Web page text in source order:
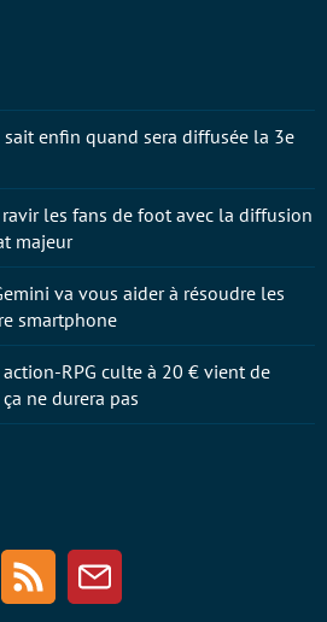
Youtube RSS Newsletter
sait enfin quand sera diffusée la 3e
ravir les fans de foot avec la diffusion
majeur
va vous aider à résoudre les
smartphone
action-RPG culte à 20 € vient de
ne durera pas